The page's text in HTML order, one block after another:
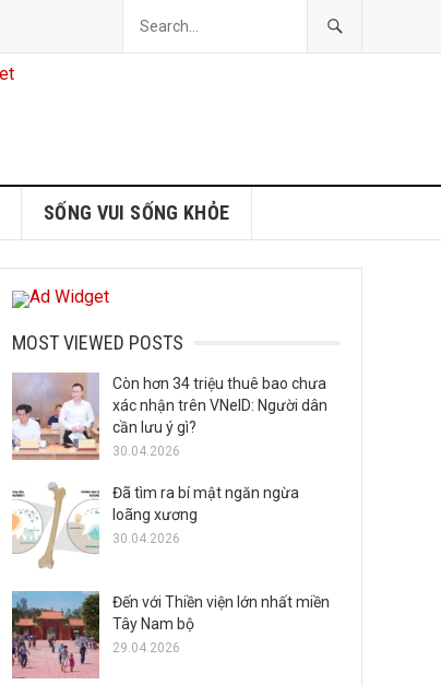
SỐNG VUI SỐNG KHỎE
MOST VIEWED POSTS
Còn hơn 34 triệu thuê bao chưa
xác nhận trên VNeID: Người dân
cần lưu ý gì?
30.04.2026
Đã tìm ra bí mật ngăn ngừa
loãng xương
30.04.2026
Đến với Thiền viện lớn nhất miền
Tây Nam bộ
29.04.2026